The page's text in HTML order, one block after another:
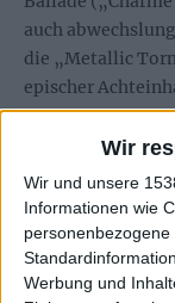
Wir
Wir und unsere
Informationen wie
Werbung und
auch
die „Metallic
epischer
Gesang.
hartnäckigere
voller Lunge vor
Oder eine
direkt